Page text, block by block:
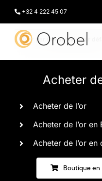
contenu
+32 4 222 45 07
Trier par Commande par
Acheter
Acheter de l’or
Acheter de l’or en
Acheter de l’or en
Boutique en